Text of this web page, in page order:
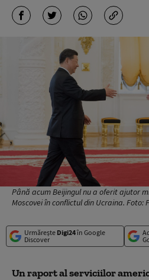
Până acum Beijingul nu a oferit ajutor
Moscovei în conflictul din Ucraina. Foto:
Urmărește Digi24în Google
Discover
Un raport al serviciilor